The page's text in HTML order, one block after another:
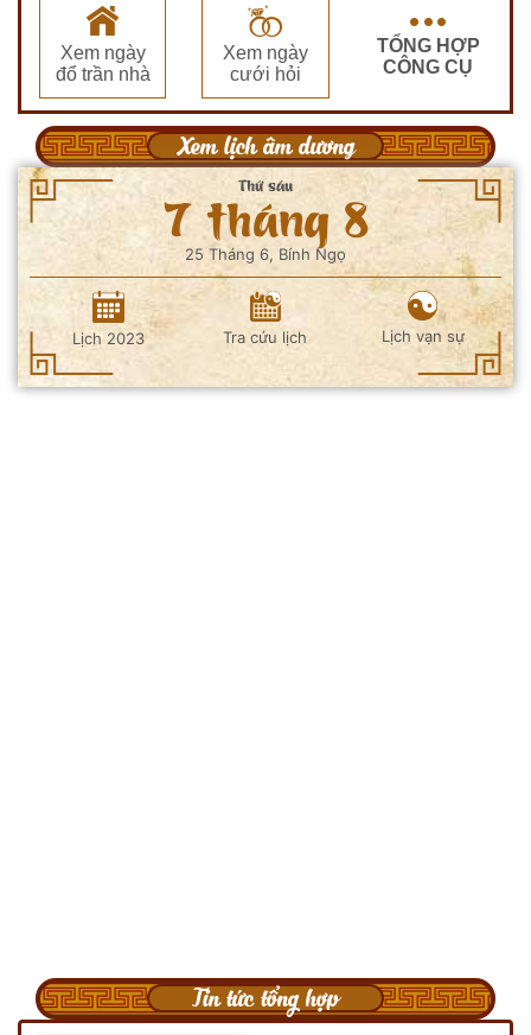
Xem ngày
đổ trần nhà
Xem ngày
cưới hỏi
TỔNG HỢP
CÔNG CỤ
Xem lịch âm dương
Thứ sáu
7 tháng 8
25 Tháng 6, Bính Ngọ
Lịch 2023 Tra cứu lịch Lịch vạn sự
Tin tức tổng hợp